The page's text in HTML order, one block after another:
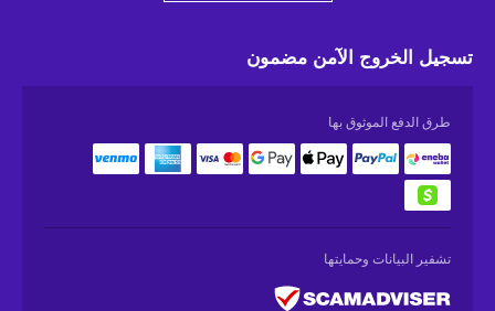
تسجيل الخروج الآمن مضمون
طرق الدفع الموثوق بها
تشفير البيانات وحمايتها